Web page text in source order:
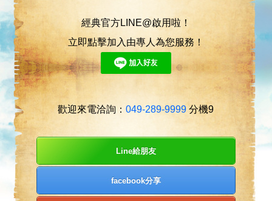
經典官方LINE@啟用啦！
立即點擊加入由專人為您服務！
歡迎來電洽詢：049-289-9999 分機9
Line給朋友
facebook分享